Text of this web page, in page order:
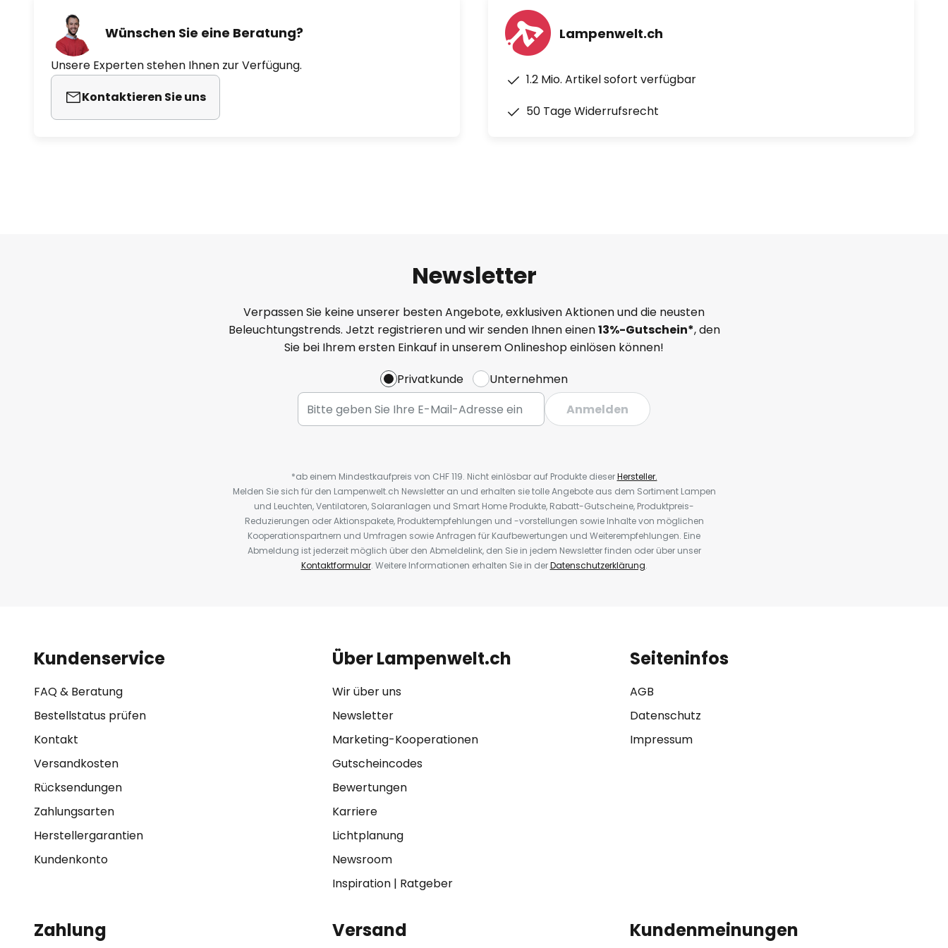
m³/h, Lautstärke 16,7 bis 47,8 db
- Lichtfarbe von Warmweiß (2.700 K) bis Universalweiß (5.000
- inklusive Fernbedienung
Wünschen Sie eine Beratung?
Unsere Experten stehen Ihnen zur Verfügung.
Kontaktieren Sie uns
Lampenwelt.ch
1.2 Mio. Artikel sofort verfügbar
50 Tage Widerrufsrecht
Newsletter
Verpassen Sie keine unserer besten Angebote, exklusiven Aktionen und die neusten
Beleuchtungstrends. Jetzt registrieren und wir senden Ihnen einen13%-Gutschein*, den
Sie bei Ihrem ersten Einkauf in unserem Onlineshop einlösen können!
Privatkunde
Unternehmen
Anmelden
*ab einem Mindestkaufpreis von CHF 119. Nicht einlösbar auf Produkte dieserHersteller.
Melden Sie sich für den Lampenwelt.ch Newsletter an und erhalten sie tolle Angebote aus dem Sortiment Lampen
und Leuchten, Ventilatoren, Solaranlagen und Smart Home Produkte, Rabatt-Gutscheine, Produktpreis-
Reduzierungen oder Aktionspakete, Produktempfehlungen und -vorstellungen sowie Inhalte von möglichen
Kooperationspartnern und Umfragen sowie Anfragen für Kaufbewertungen und Weiterempfehlungen. Eine
Abmeldung ist jederzeit möglich über den Abmeldelink, den Sie in jedem Newsletter finden oder über unser
Kontaktformular. Weitere Informationen erhalten Sie in derDatenschutzerklärung.
Kundenservice
FAQ & Beratung
Bestellstatus prüfen
Kontakt
Versandkosten
Rücksendungen
Zahlungsarten
Herstellergarantien
Kundenkonto
Über Lampenwelt.ch
Wir über uns
Newsletter
Marketing-Kooperationen
Gutscheincodes
Bewertungen
Karriere
Lichtplanung
Newsroom
Inspiration| Ratgeber
Seiteninfos
AGB
Datenschutz
Impressum
Zahlung Versand Kundenmeinungen